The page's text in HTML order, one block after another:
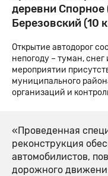
деревни Спорное
Березовский (10
Открытие автодорог
непогоду – туман,
мероприятии
муниципального
организаций и
«Проведенная
реконструкция
автомобилистов,
дорожного